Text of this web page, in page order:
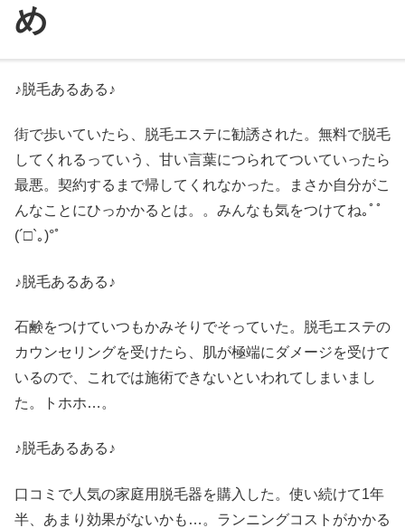
め
♪脱毛あるある♪
街で歩いていたら、脱毛エステに勧誘された。無料で脱毛
してくれるっていう、甘い言葉につられてついていったら
最悪。契約するまで帰してくれなかった。まさか自分がこ
んなことにひっかかるとは。。みんなも気をつけてね｡ﾟﾟ
(´□`｡)°ﾟ
♪脱毛あるある♪
石鹸をつけていつもかみそりでそっていた。脱毛エステの
カウンセリングを受けたら、肌が極端にダメージを受けて
いるので、これでは施術できないといわれてしまいまし
た。トホホ…。
♪脱毛あるある♪
口コミで人気の家庭用脱毛器を購入した。使い続けて1年
半、あまり効果がないかも…。ランニングコストがかかる